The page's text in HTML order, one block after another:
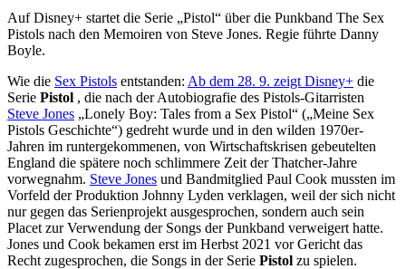
Auf Disney+ startet die Serie „Pistol“ über die Punkband The Sex
Pistols nach den Memoiren von Steve Jones. Regie führte Danny
Boyle.
Wie die Sex Pistols entstanden: Ab dem 28. 9. zeigt Disney+ die
Serie Pistol , die nach der Autobiografie des Pistols-Gitarristen
Steve Jones „Lonely Boy: Tales from a Sex Pistol“ („Meine Sex
Pistols Geschichte“) gedreht wurde und in den wilden 1970er-
Jahren im runtergekommenen, von Wirtschaftskrisen gebeutelten
England die spätere noch schlimmere Zeit der Thatcher-Jahre
vorwegnahm. Steve Jones und Bandmitglied Paul Cook mussten im
Vorfeld der Produktion Johnny Lyden verklagen, weil der sich nicht
nur gegen das Serienprojekt ausgesprochen, sondern auch sein
Placet zur Verwendung der Songs der Punkband verweigert hatte.
Jones und Cook bekamen erst im Herbst 2021 vor Gericht das
Recht zugesprochen, die Songs in der Serie Pistol zu spielen.